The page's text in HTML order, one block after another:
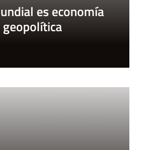
es economía
geopolítica